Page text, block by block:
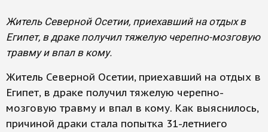
Житель Северной Осетии, приехавший на отдых в
Египет, в драке получил тяжелую черепно-мозговую
травму и впал в кому.
Житель Северной Осетии, приехавший на отдых в
Египет, в драке получил тяжелую черепно-
мозговую травму и впал в кому. Как выяснилось,
причиной драки стала попытка 31-летниего